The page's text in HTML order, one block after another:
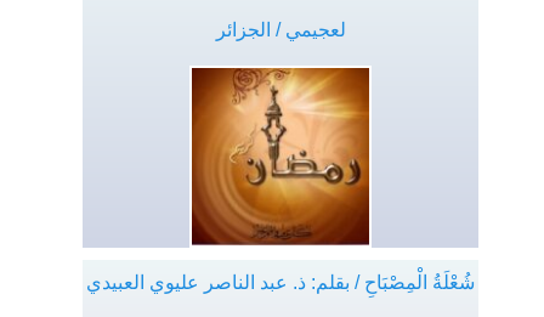
لعجيمي / الجزائر
شُعْلَةُ الْمِصْبَاحِ / بقلم: ذ. عبد الناصر عليوي العبيدي